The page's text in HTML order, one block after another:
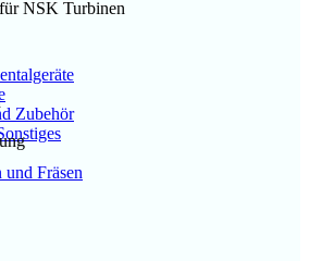
Zubehör
und Fräsen
NSK Turbinen